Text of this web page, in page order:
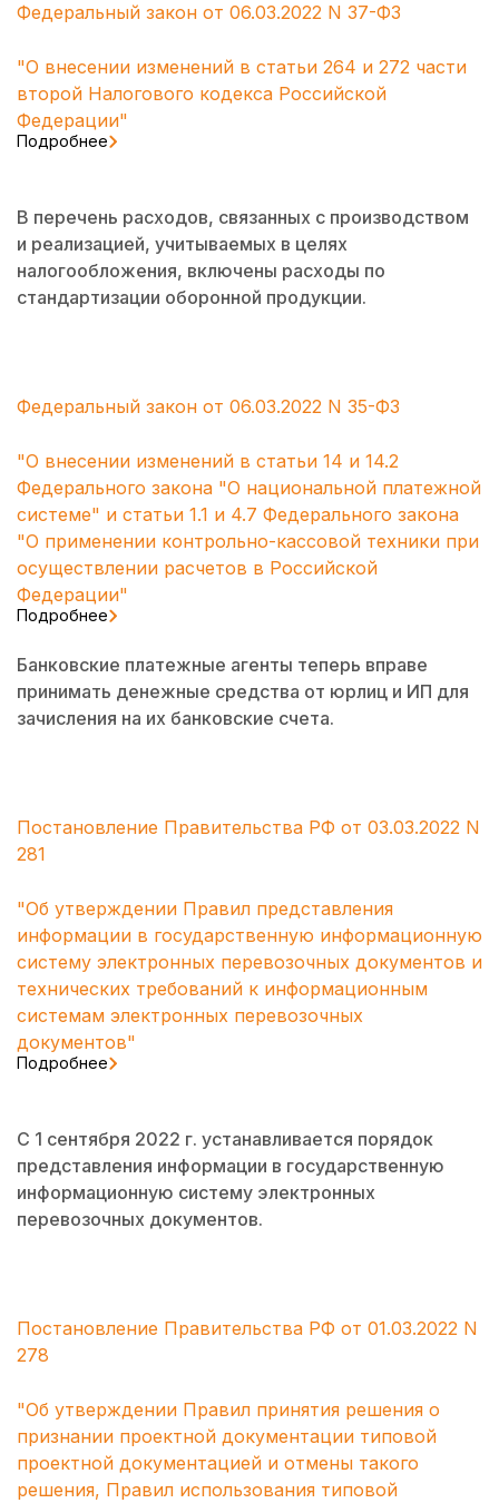
Федеральный закон от 06.03.2022 N 37-ФЗ
"О внесении изменений в статьи 264 и 272 части
второй Налогового кодекса Российской
Федерации"
Подробнее
В перечень расходов, связанных с производством
и реализацией, учитываемых в целях
налогообложения, включены расходы по
стандартизации оборонной продукции.
Федеральный закон от 06.03.2022 N 35-ФЗ
"О внесении изменений в статьи 14 и 14.2
Федерального закона "О национальной платежной
системе" и статьи 1.1 и 4.7 Федерального закона
"О применении контрольно-кассовой техники при
осуществлении расчетов в Российской
Федерации"
Подробнее
Банковские платежные агенты теперь вправе
принимать денежные средства от юрлиц и ИП для
зачисления на их банковские счета.
Постановление Правительства РФ от 03.03.2022 N
281
"Об утверждении Правил представления
информации в государственную информационную
систему электронных перевозочных документов и
технических требований к информационным
системам электронных перевозочных
документов"
Подробнее
С 1 сентября 2022 г. устанавливается порядок
представления информации в государственную
информационную систему электронных
перевозочных документов.
Постановление Правительства РФ от 01.03.2022 N
278
"Об утверждении Правил принятия решения о
признании проектной документации типовой
проектной документацией и отмены такого
решения, Правил использования типовой